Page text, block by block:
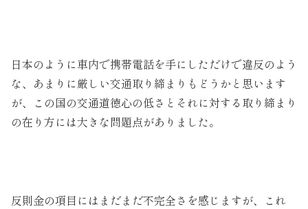
日本のように車内で携帯電話を手にしただけで違反のよう
な、あまりに厳しい交通取り締まりもどうかと思います
が、この国の交通道徳心の低さとそれに対する取り締まり
の在り方には大きな問題点がありました。
反則金の項目にはまだまだ不完全さを感じますが、これ